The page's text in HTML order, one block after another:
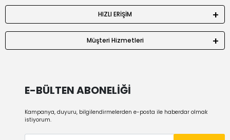
HIZLI ERİŞİM
Müşteri Hizmetleri
E-BÜLTEN ABONELİĞİ
Kampanya, duyuru, bilgilendirmelerden e-posta ile haberdar olmak
istiyorum.